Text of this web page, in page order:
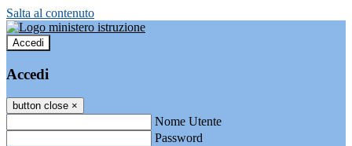
Salta al contenuto
Accedi
Accedi
button close ×
Nome Utente
Password